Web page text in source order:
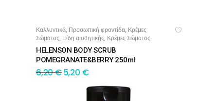
ΠΡΟΣΘΉΚΗ ΣΤΟ ΚΑΛΆΘΙ
Καλλυντικά, Προσωπική φροντίδα, Κρέμες
Σώματος, Είδη αισθητικής, Κρέμες Σώματος
HELENSON BODY SCRUB
POMEGRANATE&BERRY 250ml
6,20€5,20 €